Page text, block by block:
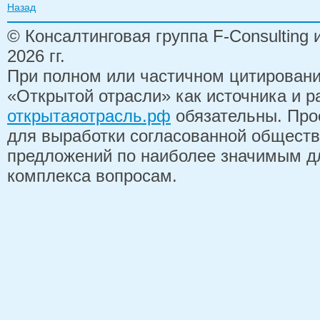
Назад
© Консалтинговая группа F-
2026 гг.
При полном или частичном
«Открытой отрасли» как источника и
открытаяотрасль.рф обязательны.
для выработки согласованной
предложений по наиболее значимым
комплекса вопросам.